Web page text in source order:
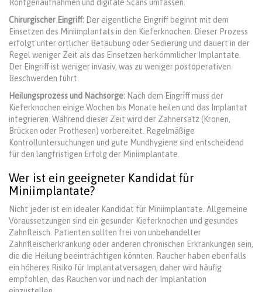
Röntgenaufnahmen und digitale Scans umfassen.
Chirurgischer Eingriff: Der eigentliche Eingriff beginnt mit dem
Einsetzen des Miniimplantats in den Kieferknochen. Dieser Prozess
erfolgt unter örtlicher Betäubung oder Sedierung und dauert in der
Regel weniger Zeit als das Einsetzen herkömmlicher Implantate.
Der Eingriff ist weniger invasiv, was zu weniger postoperativen
Beschwerden führt.
Heilungsprozess und Nachsorge: Nach dem Eingriff muss der
Kieferknochen einige Wochen bis Monate heilen und das Implantat
integrieren. Während dieser Zeit wird der Zahnersatz (Kronen,
Brücken oder Prothesen) vorbereitet. Regelmäßige
Kontrolluntersuchungen und gute Mundhygiene sind entscheidend
für den langfristigen Erfolg der Miniimplantate.
Wer ist ein geeigneter Kandidat für
Miniimplantate?
Nicht jeder ist ein idealer Kandidat für Miniimplantate. Allgemeine
Voraussetzungen sind ein gesunder Kieferknochen und gesundes
Zahnfleisch. Patienten sollten frei von unbehandelter
Zahnfleischerkrankung oder anderen chronischen Erkrankungen sein,
die die Heilung beeinträchtigen könnten. Raucher haben ebenfalls
ein höheres Risiko für Implantatversagen, daher wird häufig
empfohlen, das Rauchen vor und nach der Implantation